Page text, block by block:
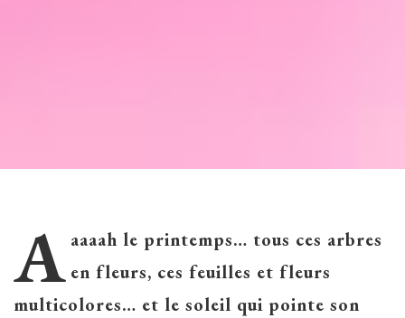
A aaaah le printemps… tous ces arbres
en fleurs, ces feuilles et fleurs
multicolores… et le soleil qui pointe son